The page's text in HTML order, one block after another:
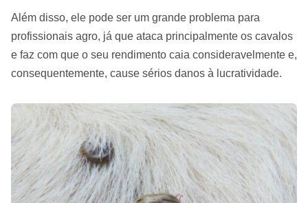
Além disso, ele pode ser um grande problema para
profissionais agro, já que ataca principalmente os cavalos
e faz com que o seu rendimento caia consideravelmente e,
consequentemente, cause sérios danos à lucratividade.